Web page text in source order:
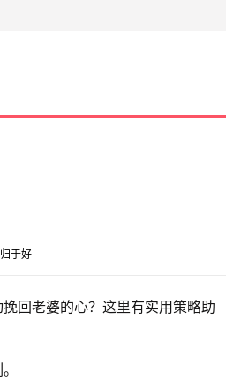
于好
回老婆的心？这里有实用策略助